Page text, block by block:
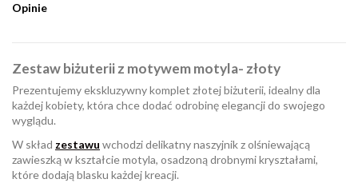
Opinie
Zestaw biżuterii z motywem motyla- złoty
Prezentujemy ekskluzywny komplet złotej biżuterii, idealny dla
każdej kobiety, która chce dodać odrobinę elegancji do swojego
wyglądu.
W skład zestawu wchodzi delikatny naszyjnik z olśniewającą
zawieszką w kształcie motyla, osadzoną drobnymi kryształami,
które dodają blasku każdej kreacji.